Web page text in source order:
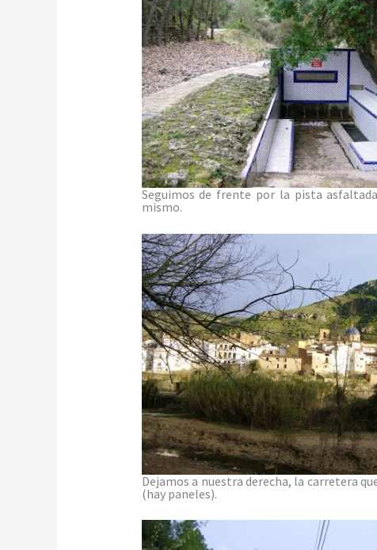
Seguimos de frente por la pista
mismo.
Dejamos a nuestra derecha, la carretera
(hay paneles).